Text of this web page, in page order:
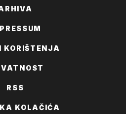
KORIŠTENJA
RSS
KOLAČIĆA